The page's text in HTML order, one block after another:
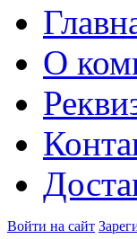
О
Войти на сайт